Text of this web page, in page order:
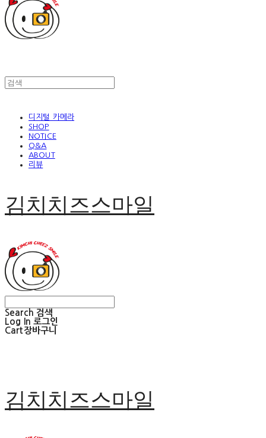
디지털 카메라
SHOP
NOTICE
Q&A
ABOUT
리뷰
김치치즈스마일
Search 검색
Log In 로그인
Cart장바구니
김치치즈스마일